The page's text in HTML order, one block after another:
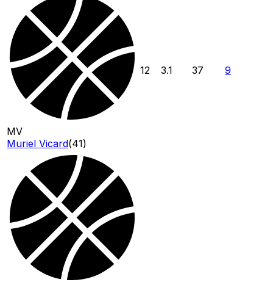
MV
Muriel Vicard(41)
12 3.1 37 9